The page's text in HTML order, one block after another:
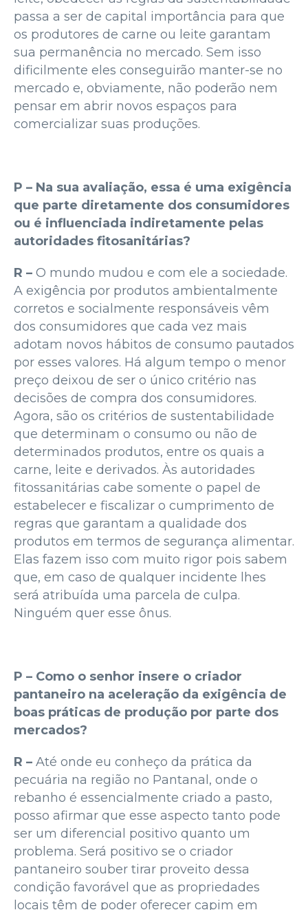
passa a ser de capital importância para que
os produtores de carne ou leite garantam
sua permanência no mercado. Sem isso
dificilmente eles conseguirão manter-se no
mercado e, obviamente, não poderão nem
pensar em abrir novos espaços para
comercializar suas produções.
P – Na sua avaliação, essa é uma exigência
que parte diretamente dos consumidores
ou é influenciada indiretamente pelas
autoridades fitosanitárias?
R – O mundo mudou e com ele a sociedade.
A exigência por produtos ambientalmente
corretos e socialmente responsáveis vêm
dos consumidores que cada vez mais
adotam novos hábitos de consumo pautados
por esses valores. Há algum tempo o menor
preço deixou de ser o único critério nas
decisões de compra dos consumidores.
Agora, são os critérios de sustentabilidade
que determinam o consumo ou não de
determinados produtos, entre os quais a
carne, leite e derivados. Às autoridades
fitossanitárias cabe somente o papel de
estabelecer e fiscalizar o cumprimento de
regras que garantam a qualidade dos
produtos em termos de segurança alimentar.
Elas fazem isso com muito rigor pois sabem
que, em caso de qualquer incidente lhes
será atribuída uma parcela de culpa.
Ninguém quer esse ônus.
P – Como o senhor insere o criador
pantaneiro na aceleração da exigência de
boas práticas de produção por parte dos
mercados?
R – Até onde eu conheço da prática da
pecuária na região no Pantanal, onde o
rebanho é essencialmente criado a pasto,
posso afirmar que esse aspecto tanto pode
ser um diferencial positivo quanto um
problema. Será positivo se o criador
pantaneiro souber tirar proveito dessa
condição favorável que as propriedades
locais têm de poder oferecer capim em